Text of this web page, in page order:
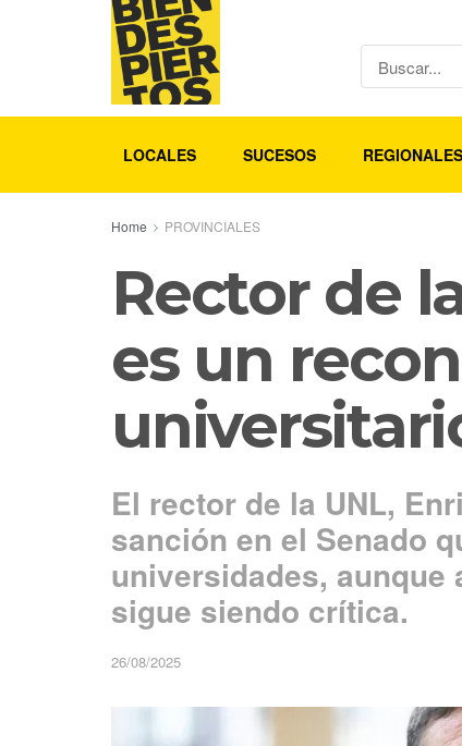
LOCALES SUCESOS REGIONALES
Home PROVINCIALES
Rector de
es un
El rector de la UNL,
sanción en el Senado
universidades,
sigue siendo crítica.
26/08/2025